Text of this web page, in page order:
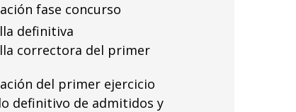
fase concurso
definitiva
correctora del primer
del primer ejercicio
definitivo de admitidos y